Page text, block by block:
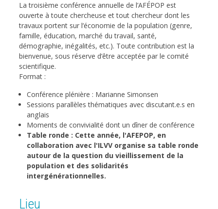
La troisième conférence annuelle de l’AFÉPOP est
ouverte à toute chercheuse et tout chercheur dont les
travaux portent sur l’économie de la population (genre,
famille, éducation, marché du travail, santé,
démographie, inégalités, etc.). Toute contribution est la
bienvenue, sous réserve d’être acceptée par le comité
scientifique.
Format :
Conférence plénière : Marianne Simonsen
Sessions parallèles thématiques avec discutant.e.s en
anglais
Moments de convivialité dont un dîner de conférence
Table ronde : Cette année, l'AFEPOP, en
collaboration avec l'ILVV organise sa table ronde
autour de la question du vieillissement de la
population et des solidarités
intergénérationnelles.
Lieu